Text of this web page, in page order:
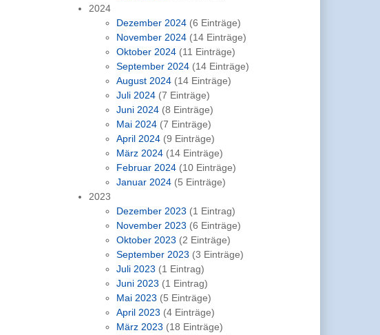
2024
Dezember 2024 (6 Einträge)
November 2024 (14 Einträge)
Oktober 2024 (11 Einträge)
September 2024 (14 Einträge)
August 2024 (14 Einträge)
Juli 2024 (7 Einträge)
Juni 2024 (8 Einträge)
Mai 2024 (7 Einträge)
April 2024 (9 Einträge)
März 2024 (14 Einträge)
Februar 2024 (10 Einträge)
Januar 2024 (5 Einträge)
2023
Dezember 2023 (1 Eintrag)
November 2023 (6 Einträge)
Oktober 2023 (2 Einträge)
September 2023 (3 Einträge)
Juli 2023 (1 Eintrag)
Juni 2023 (1 Eintrag)
Mai 2023 (5 Einträge)
April 2023 (4 Einträge)
März 2023 (18 Einträge)